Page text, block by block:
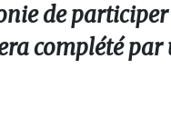
de participer
complété